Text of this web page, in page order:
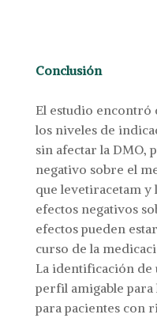
Conclusión
El estudio encontró
los niveles de
sin afectar la DMO,
negativo sobre el
que levetiracetam
efectos negativos
efectos pueden
curso de la
La identificación de
perfil amigable para
para pacientes con